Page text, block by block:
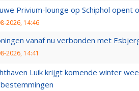
Privium-lounge op Schiphol opent
2026, 14:46
vanaf nu verbonden met
2026, 14:41
Luik krijgt komende winter